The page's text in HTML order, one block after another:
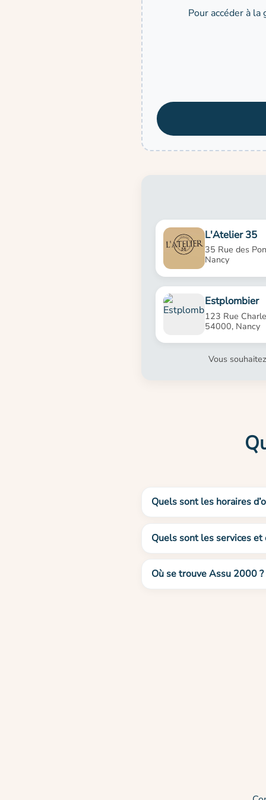
Pour accéder à
L'Atelier 35
35 Rue des
Nancy
Estplombier
123 Rue
54000, Nancy
Vous
Quels sont les horaires
Quels sont les services
Où se trouve Assu 2000 ?